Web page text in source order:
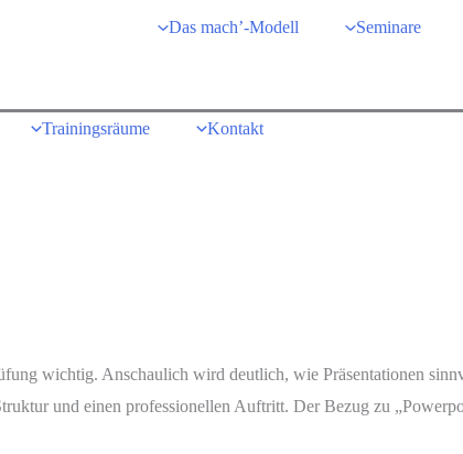
Das mach’-Modell Seminare
Trainingsräume Kontakt
wichtig. Anschaulich wird deutlich, wie Präsentationen
und einen professionellen Auftritt. Der Bezug zu